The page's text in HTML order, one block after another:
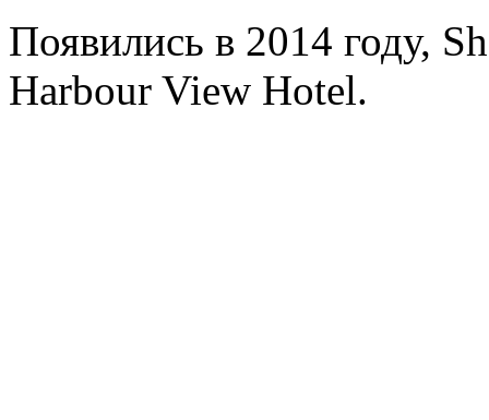
Появились в 2014 году,
Harbour View Hotel.